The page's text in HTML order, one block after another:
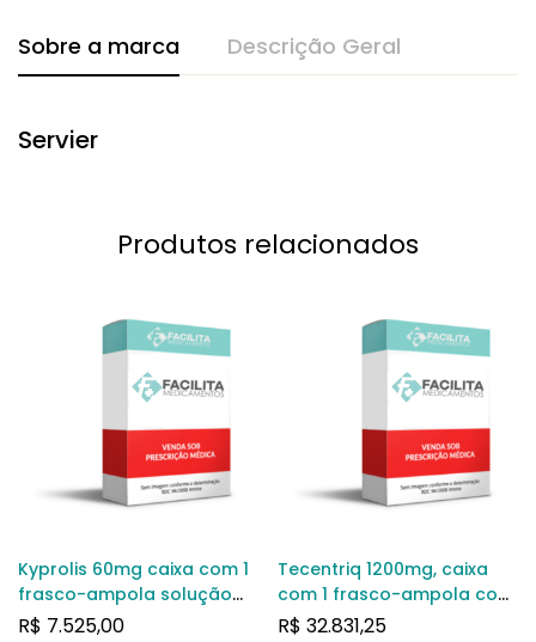
Sobre a marca Descrição Geral
Servier
Produtos relacionados
Kyprolis 60mg caixa com 1
frasco-ampola solução
injetável
R$ 7.525,00
Tecentriq 1200mg, caixa
com 1 frasco-ampola com
20mL de solução para
R$ 32.831,25